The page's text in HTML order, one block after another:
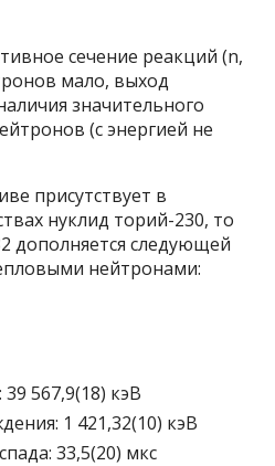
сечение реакций (n,
мало, выход
значительного
(с энергией не
присутствует в
нуклид торий-230, то
дополняется следующей
нейтронами:
567,9(18) кэВ
1 421,32(10) кэВ
33,5(20) мкc